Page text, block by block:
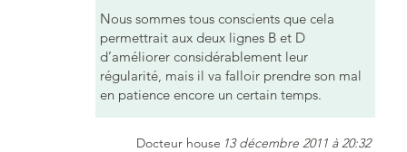
Nous sommes tous conscients que cela
permettrait aux deux lignes B et D
d’améliorer considérablement leur
régularité, mais il va falloir prendre son mal
en patience encore un certain temps.
Docteur house 13 décembre 2011 à 20:32